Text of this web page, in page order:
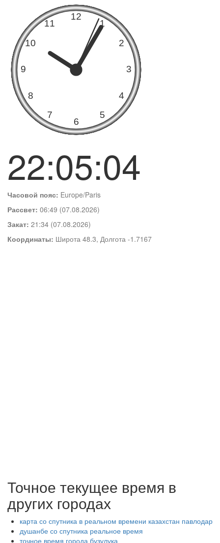
22:05:05
Часовой пояс: Europe/Paris
Рассвет: 06:49 (07.08.2026)
Закат: 21:34 (07.08.2026)
Координаты: Широта 48.3, Долгота -1.7167
Точное текущее время в
других городах
карта со спутника в реальном времени казахстан павлодар
душанбе со спутника реальное время
точное время города бузулука